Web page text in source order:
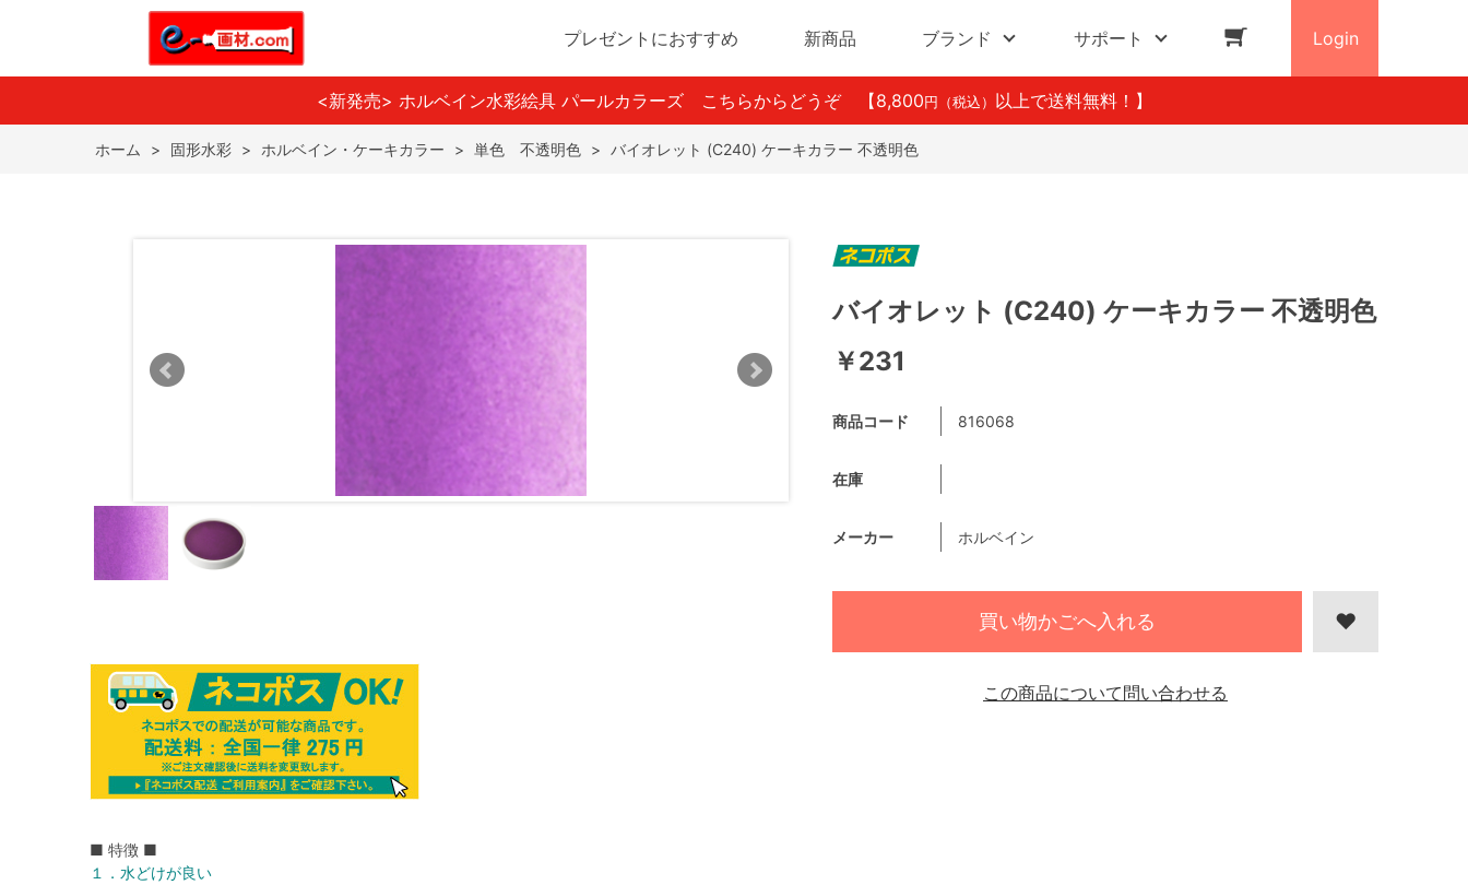
プレゼントにおすすめ 新商品 ブランド サポート Login
<新発売> ホルベイン水彩絵具 パールカラーズ こちらからどうぞ 【8,800 円（税込） 以上で送料無料！】
ホーム > 固形水彩 > ホルベイン・ケーキカラー > 単色 不透明色 > バイオレット (C240) ケーキカラー 不透明色
■ 特徴 ■
１．水どけが良い
バイオレット (C240) ケーキカラー 不透明色
￥231
商品コード 816068
在庫
メーカー ホルベイン
買い物かごへ入れる
この商品について問い合わせる